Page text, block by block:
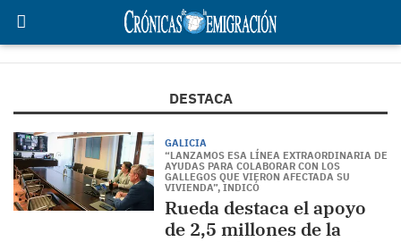
DESTACA
GALICIA
“LANZAMOS ESA LÍNEA EXTRAORDINARIA DE
AYUDAS PARA COLABORAR CON LOS
GALLEGOS QUE VIERON AFECTADA SU
VIVIENDA”, INDICÓ
Rueda destaca el apoyo
de 2,5 millones de la